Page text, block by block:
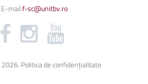
E-mail:f-sc@unitbv.ro
2026. Politica de confidențialitate